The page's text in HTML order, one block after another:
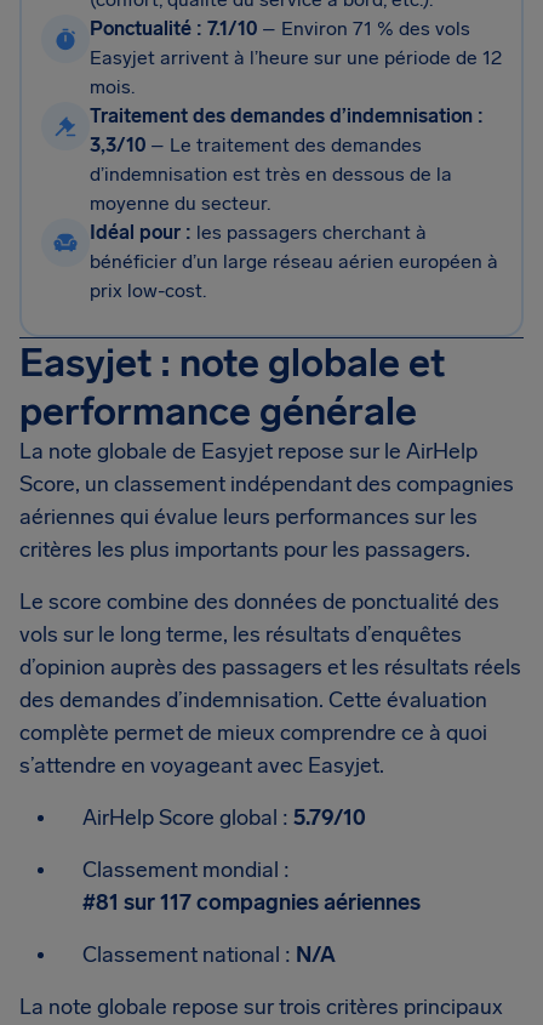
Ponctualité : 7.1/10 – Environ 71 % des vols
Easyjet arrivent à l’heure sur une période de 12
mois.
Traitement des demandes d’indemnisation :
3,3/10 – Le traitement des demandes
d’indemnisation est très en dessous de la
moyenne du secteur.
Idéal pour : les passagers cherchant à
bénéficier d’un large réseau aérien européen à
prix low-cost.
Easyjet : note globale et
performance générale
La note globale de Easyjet repose sur le AirHelp
Score, un classement indépendant des compagnies
aériennes qui évalue leurs performances sur les
critères les plus importants pour les passagers.
Le score combine des données de ponctualité des
vols sur le long terme, les résultats d’enquêtes
d’opinion auprès des passagers et les résultats réels
des demandes d’indemnisation. Cette évaluation
complète permet de mieux comprendre ce à quoi
s’attendre en voyageant avec Easyjet.
AirHelp Score global : 5.79/10
Classement mondial :
#81 sur 117 compagnies aériennes
Classement national : N/A
La note globale repose sur trois critères principaux